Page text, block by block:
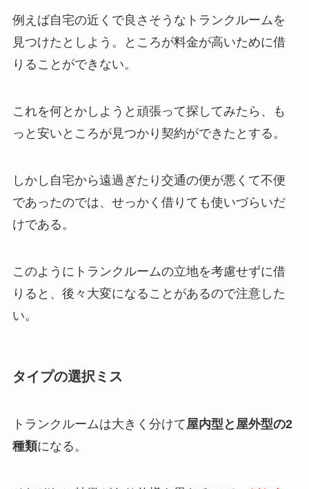
例えば自宅の近くで良さそうなトランクルームを
見つけたとしよう。ところが料金が高いために借
りることができない。
これを何とかしようと頑張って探してみたら、も
っと安いところが見つかり契約ができたとする。
しかし自宅から遠過ぎたり交通の便が悪くて不便
であったのでは、せっかく借りても使いづらいだ
けである。
このようにトランクルームの立地を考慮せずに借
りると、後々大変になることがあるので注意した
い。
タイプの選択ミス
トランクルームは大きく分けて屋内型と屋外型の2
種類になる。